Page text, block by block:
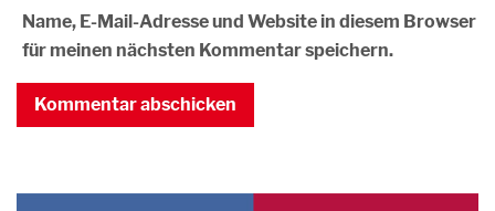
Name, E-Mail-Adresse und Website in diesem Browser
für meinen nächsten Kommentar speichern.